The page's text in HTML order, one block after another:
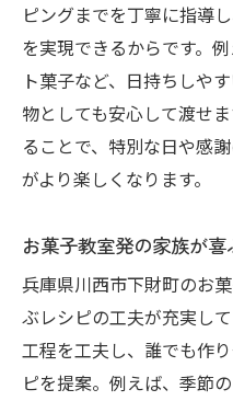
ピングまでを丁寧に指導
を実現できるからです。
ト菓子など、日持ちしや
物としても安心して渡せ
ることで、特別な日や感
がより楽しくなります。
お菓子教室発の家族が
兵庫県川西市下財町のお
ぶレシピの工夫が充実し
工程を工夫し、誰でも作
ピを提案。例えば、季節